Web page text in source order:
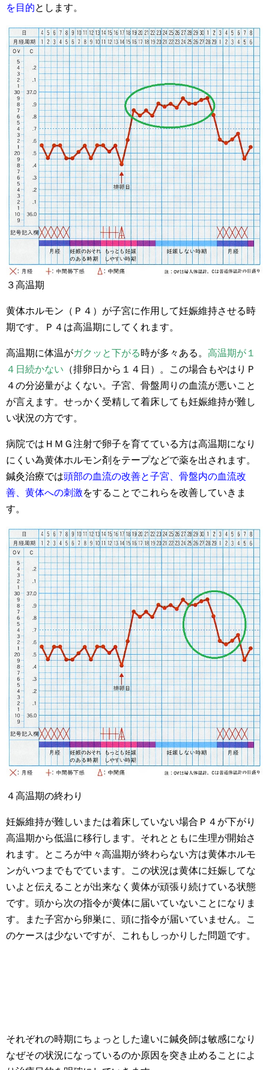
を目的とします。
３高温期
黄体ホルモン（Ｐ４）が子宮に作用して妊娠維持させる時
期です。Ｐ４は高温期にしてくれます。
高温期に体温がガクッと下がる時が多々ある。 高温期が１
４日続かない （排卵日から１４日）。この場合もやはりＰ
４の分泌量がよくない。子宮、骨盤周りの血流が悪いこと
が言えます。せっかく受精して着床しても妊娠維持が難し
い状況の方です。
病院ではＨＭＧ注射で卵子を育てている方は高温期になり
にくい為黄体ホルモン剤をテープなどで薬を出されます。
鍼灸治療では頭部の血流の改善と子宮、骨盤内の血流改
善、黄体への刺激をすることでこれらを改善していきま
す。
４高温期の終わり
妊娠維持が難しいまたは着床していない場合Ｐ４が下がり
高温期から低温に移行します。それとともに生理が開始さ
れます。ところが中々高温期が終わらない方は黄体ホルモ
ンがいつまでもでています。この状況は黄体に妊娠してな
いよと伝えることが出来なく黄体が頑張り続けている状態
です。頭から次の指令が黄体に届いていないことになりま
す。また子宮から卵巣に、頭に指令が届いていません。こ
のケースは少ないですが、これもしっかりした問題です。
それぞれの時期にちょっとした違いに鍼灸師は敏感になり
なぜその状況になっているのか原因を突き止めることによ